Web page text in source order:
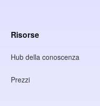
Risorse
Hub della conoscenza
Prezzi